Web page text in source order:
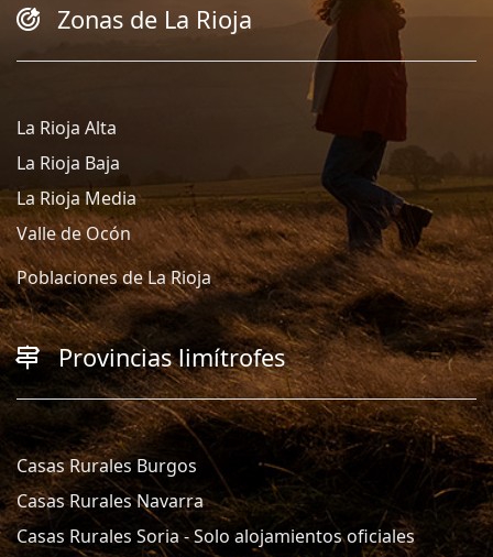
Zonas de La Rioja
La Rioja Alta
La Rioja Baja
La Rioja Media
Valle de Ocón
Poblaciones de La Rioja
Provincias limítrofes
Casas Rurales Burgos
Casas Rurales Navarra
Casas Rurales Soria - Solo alojamientos oficiales